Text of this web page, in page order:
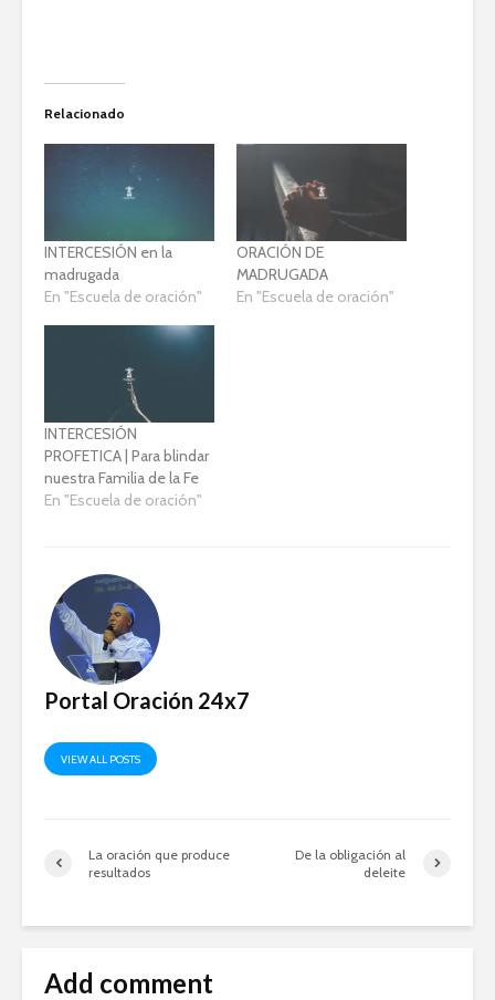
Relacionado
INTERCESIÓN en la
madrugada
En "Escuela de oración"
ORACIÓN DE
MADRUGADA
En "Escuela de oración"
INTERCESIÓN
PROFETICA | Para blindar
nuestra Familia de la Fe
En "Escuela de oración"
Portal Oración 24x7
VIEW ALL POSTS
La oración que produce
resultados
De la obligación al
deleite
Add comment